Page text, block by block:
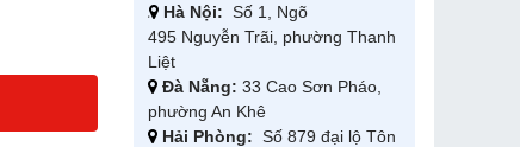
Hà Nội: Số 1, Ngõ
495 Nguyễn Trãi, phường Thanh
Liệt
Đà Nẵng: 33 Cao Sơn Pháo,
phường An Khê
Hải Phòng: Số 879 đại lộ Tôn